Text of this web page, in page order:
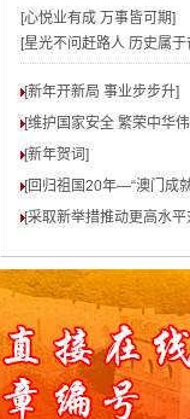
[心悦业有成 万事皆可期]
[星光不问赶路人 历史属
[新年开新局 事业步步升]
[维护国家安全 繁荣中华
[新年贺词]
[回归祖国20年—“澳门成就
[采取新举措推动更高水平